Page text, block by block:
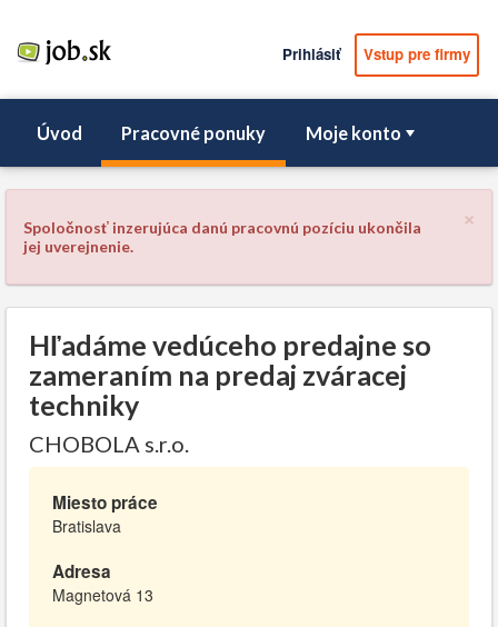
Prihlásiť Vstup pre firmy
Úvod Pracovné ponuky Moje konto
×
Spoločnosť inzerujúca danú pracovnú pozíciu ukončila
jej uverejnenie.
Hľadáme vedúceho predajne so
zameraním na predaj zváracej
techniky
CHOBOLA s.r.o.
Miesto práce
Bratislava
Adresa
Magnetová 13